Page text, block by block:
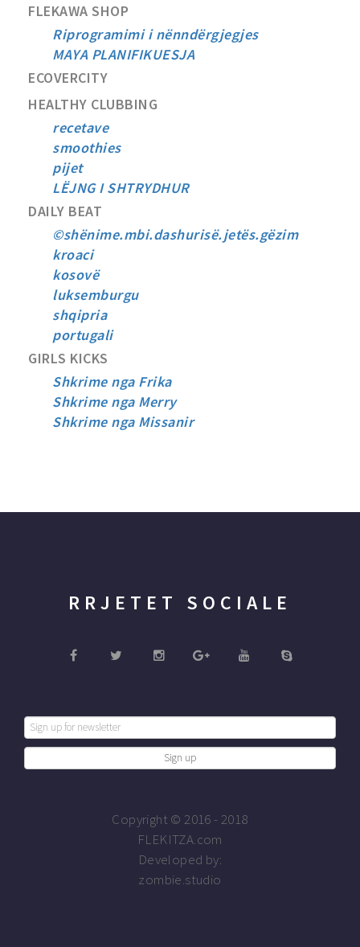
FLEKAWA SHOP
Riprogramimi i nënndërgjegjes
MAYA PLANIFIKUESJA
ECOVERCITY
HEALTHY CLUBBING
recetave
smoothies
pijet
LËJNG I SHTRYDHUR
DAILY BEAT
©shënime.mbi.dashurisë.jetës.gëzim
kroaci
kosovë
luksemburgu
shqipria
portugali
GIRLS KICKS
Shkrime nga Frika
Shkrime nga Merry
Shkrime nga Missanir
RRJETET SOCIALE
Copyright © 2016 - 2018
FLEKITZA.com
Developed by:
zombie.studio